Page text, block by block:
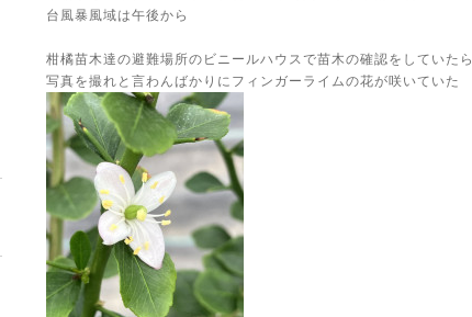
台風暴風域は午後から
柑橘苗木達の避難場所のビニールハウスで苗木の確認をしていたら
写真を撮れと言わんばかりにフィンガーライムの花が咲いていた